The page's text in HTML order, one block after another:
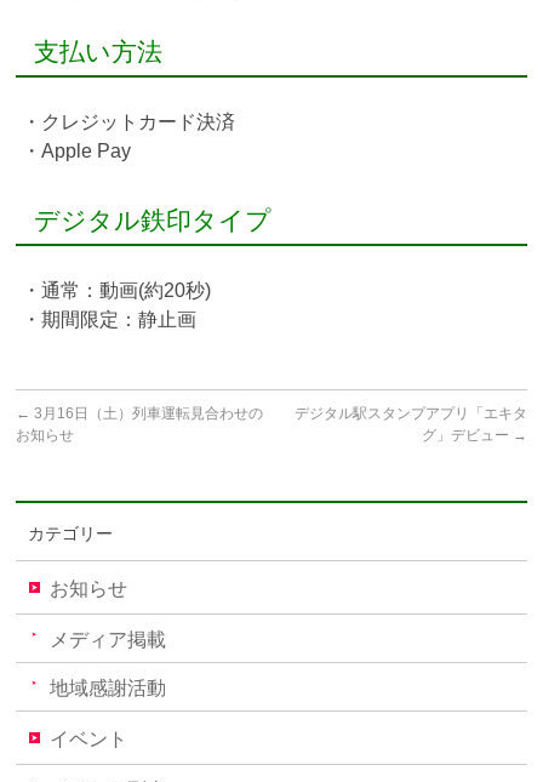
支払い方法
・クレジットカード決済
・Apple Pay
デジタル鉄印タイプ
・通常：動画(約20秒)
・期間限定：静止画
← 3月16日（土）列車運転見合わせの
お知らせ
デジタル駅スタンプアプリ「エキタ
グ」デビュー →
カテゴリー
お知らせ
メディア掲載
地域感謝活動
イベント